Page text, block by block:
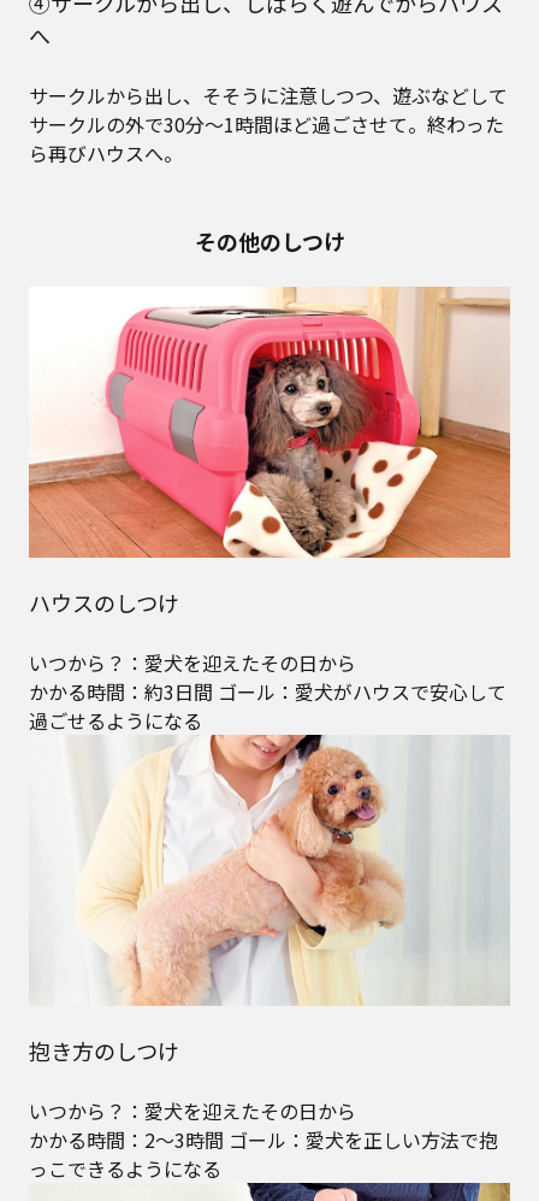
へ
サークルから出し、そそうに注意しつつ、遊ぶなどして
サークルの外で30分～1時間ほど過ごさせて。終わった
ら再びハウスへ。
その他のしつけ
ハウスのしつけ
いつから？：愛犬を迎えたその日から
かかる時間：約3日間 ゴール：愛犬がハウスで安心して
過ごせるようになる
抱き方のしつけ
いつから？：愛犬を迎えたその日から
かかる時間：2～3時間 ゴール：愛犬を正しい方法で抱
っこできるようになる